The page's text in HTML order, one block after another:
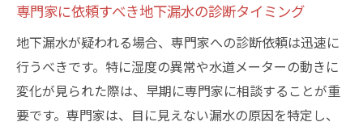
業者選定で注意すべき契約内容
アフターサービスが充実した業者の特徴
信頼できる業者と長期的な関係を築く方法
安心できる住まいを築くために、地下漏水の予
専門家に依頼すべき地下漏水の診断タイミング
地下漏水が疑われる場合、専門家への診断依頼は迅速に
行うべきです。特に湿度の異常や水道メーターの動きに
変化が見られた際は、早期に専門家に相談することが重
要です。専門家は、目に見えない漏水の原因を特定し、